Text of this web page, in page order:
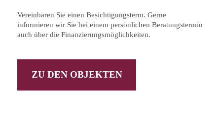
Vereinbaren Sie einen Besichtigungsterm. Gerne
informieren wir Sie bei einem persönlichen Beratungstermin
auch über die Finanzierungsmöglichkeiten.
ZU DEN OBJEKTEN